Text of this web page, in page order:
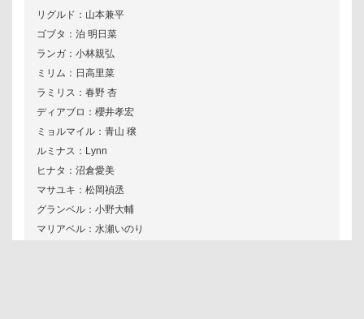
リグルド：山本兼平
ゴブタ：泊 明日菜
ランガ：小林親弘
ミリム：日高里菜
ラミリス：春野 杏
ディアブロ：櫻井孝宏
ミョルマイル：青山 穣
ルミナス：Lynn
ヒナタ：沼倉愛美
マサユキ：松岡禎丞
グランベル：小野大輔
マリアベル：水瀬いのり